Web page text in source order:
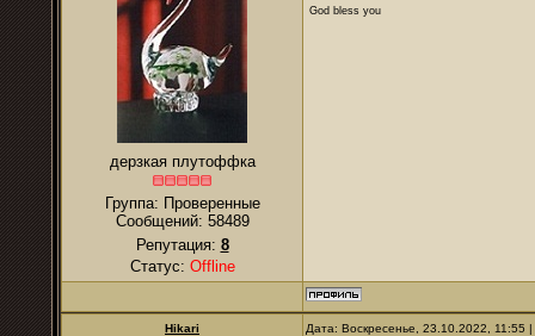
дерзкая плутоффка
Группа: Проверенные
Сообщений: 58489
Репутация: 8
Статус: Offline
God bless you
Hikari Дата: Воскресенье, 23.10.2022,